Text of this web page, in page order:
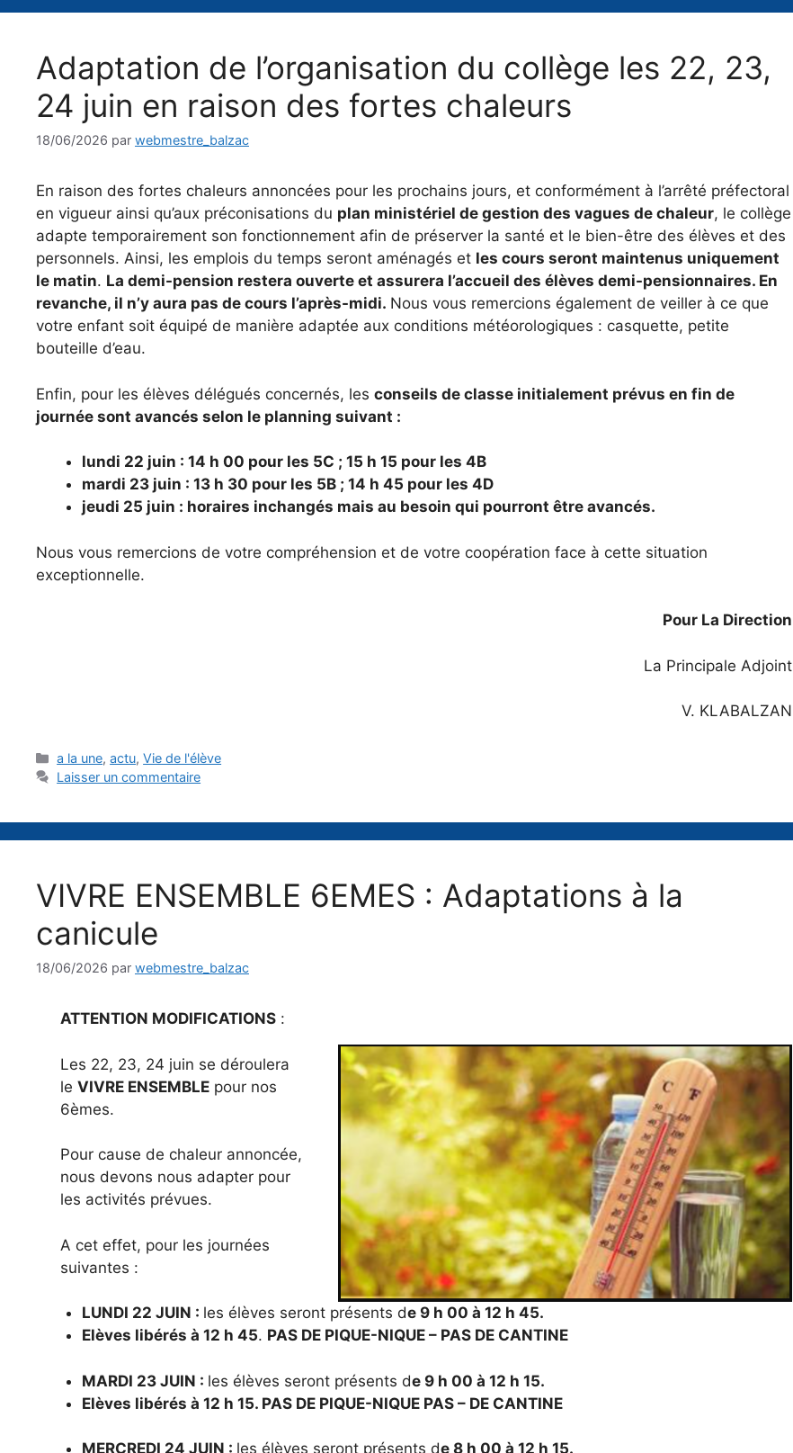
Adaptation de l’organisation du collège les 22, 23,
24 juin en raison des fortes chaleurs
18/06/2026 par webmestre_balzac
En raison des fortes chaleurs annoncées pour les prochains jours, et conformément à l’arrêté préfectoral
en vigueur ainsi qu’aux préconisations du plan ministériel de gestion des vagues de chaleur, le collège
adapte temporairement son fonctionnement afin de préserver la santé et le bien-être des élèves et des
personnels. Ainsi, les emplois du temps seront aménagés et les cours seront maintenus uniquement
le matin. La demi-pension restera ouverte et assurera l’accueil des élèves demi-pensionnaires. En
revanche, il n’y aura pas de cours l’après-midi. Nous vous remercions également de veiller à ce que
votre enfant soit équipé de manière adaptée aux conditions météorologiques : casquette, petite
bouteille d’eau.
Enfin, pour les élèves délégués concernés, les conseils de classe initialement prévus en fin de
journée sont avancés selon le planning suivant :
lundi 22 juin : 14 h 00 pour les 5C ; 15 h 15 pour les 4B
mardi 23 juin : 13 h 30 pour les 5B ; 14 h 45 pour les 4D
jeudi 25 juin : horaires inchangés mais au besoin qui pourront être avancés.
Nous vous remercions de votre compréhension et de votre coopération face à cette situation
exceptionnelle.
Pour La Direction
La Principale Adjoint
V. KLABALZAN
Catégories
a la une,actu,Vie de l'élève
Laisser un commentaire
VIVRE ENSEMBLE 6EMES : Adaptations à la
canicule
18/06/2026 par webmestre_balzac
ATTENTION MODIFICATIONS:
Les 22, 23, 24 juin se déroulera
le VIVRE ENSEMBLEpour nos
6èmes.
Pour cause de chaleur annoncée,
nous devons nous adapter pour
les activités prévues.
A cet effet, pour les journées
suivantes :
LUNDI 22 JUIN : les élèves seront présents de 9 h 00 à 12 h 45.
Elèves libérés à 12 h 45. PAS DE PIQUE-NIQUE – PAS DE CANTINE
MARDI 23 JUIN : les élèves seront présents de 9 h 00 à 12 h 15.
Elèves libérés à 12 h 15. PAS DE PIQUE-NIQUE PAS – DE CANTINE
MERCREDI 24 JUIN : les élèves seront présents de 8 h 00 à 12 h 15.